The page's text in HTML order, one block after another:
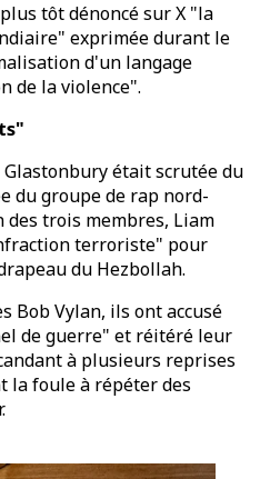
tôt dénoncé sur X "la
exprimée durant le
d'un langage
de la violence".
était scrutée du
du groupe de rap nord-
trois membres, Liam
terroriste" pour
du Hezbollah.
Bob Vylan, ils ont accusé
de guerre" et réitéré leur
à plusieurs reprises
la foule à répéter des